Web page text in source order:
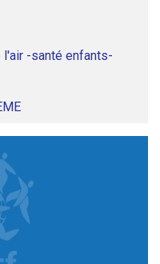
l'air -santé enfants-